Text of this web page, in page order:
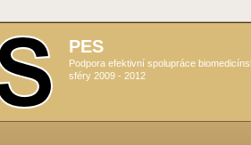
PES
Podpora efektivní spolupráce
sféry 2009 - 2012